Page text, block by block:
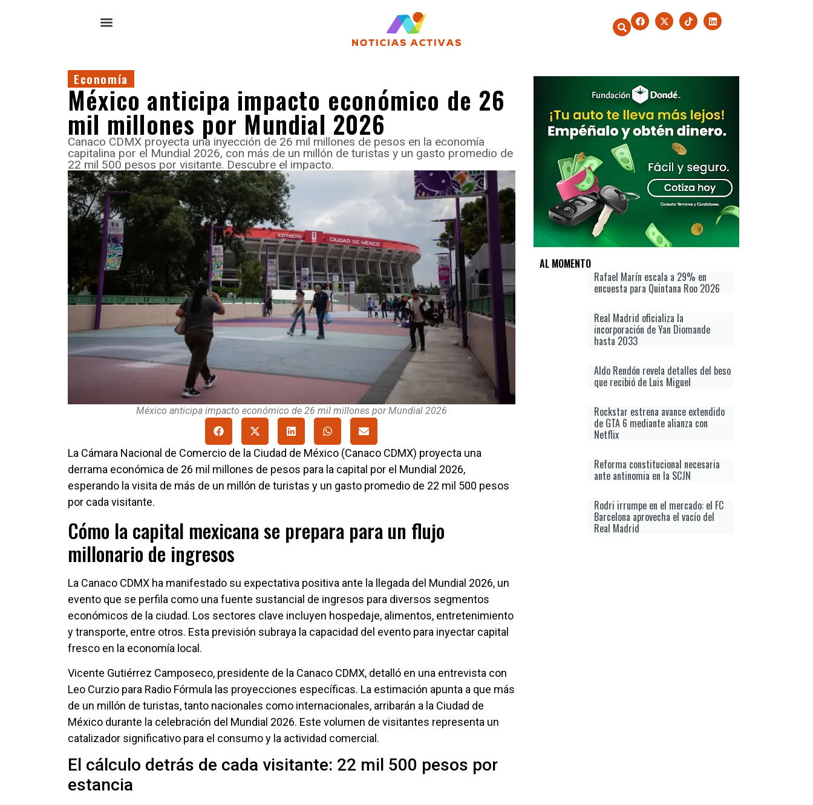
Economía
México anticipa impacto económico de 26
mil millones por Mundial 2026
Canaco CDMX proyecta una inyección de 26 mil millones de pesos en la economía
capitalina por el Mundial 2026, con más de un millón de turistas y un gasto promedio de
22 mil 500 pesos por visitante. Descubre el impacto.
México anticipa impacto económico de 26 mil millones por Mundial 2026
La Cámara Nacional de Comercio de la Ciudad de México (Canaco CDMX) proyecta una
derrama económica de 26 mil millones de pesos para la capital por el Mundial 2026,
esperando la visita de más de un millón de turistas y un gasto promedio de 22 mil 500 pesos
por cada visitante.
Cómo la capital mexicana se prepara para un flujo
millonario de ingresos
La Canaco CDMX ha manifestado su expectativa positiva ante la llegada del Mundial 2026, un
evento que se perfila como una fuente sustancial de ingresos para diversos segmentos
económicos de la ciudad. Los sectores clave incluyen hospedaje, alimentos, entretenimiento
y transporte, entre otros. Esta previsión subraya la capacidad del evento para inyectar capital
fresco en la economía local.
Vicente Gutiérrez Camposeco, presidente de la Canaco CDMX, detalló en una entrevista con
Leo Curzio para Radio Fórmula las proyecciones específicas. La estimación apunta a que más
de un millón de turistas, tanto nacionales como internacionales, arribarán a la Ciudad de
México durante la celebración del Mundial 2026. Este volumen de visitantes representa un
catalizador significativo para el consumo y la actividad comercial.
El cálculo detrás de cada visitante: 22 mil 500 pesos por
estancia
AL MOMENTO
Rafael Marín escala a 29% en
encuesta para Quintana Roo 2026
Real Madrid oficializa la
incorporación de Yan Diomande
hasta 2033
Aldo Rendón revela detalles del beso
que recibió de Luis Miguel
Rockstar estrena avance extendido
de GTA 6 mediante alianza con
Netflix
Reforma constitucional necesaria
ante antinomia en la SCJN
Rodri irrumpe en el mercado: el FC
Barcelona aprovecha el vacío del
Real Madrid